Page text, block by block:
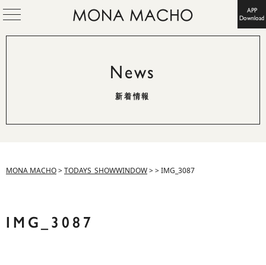
APP
Download
News
新着情報
MONA MACHO>TODAYS_SHOWWINDOW>>IMG_3087
IMG_3087